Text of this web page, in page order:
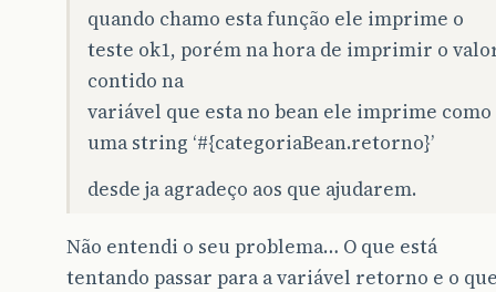
quando chamo esta função ele imprime o
teste ok1, porém na hora de imprimir o
contido na
variável que esta no bean ele imprime como
uma string ‘#{categoriaBean.retorno}’
desde ja agradeço aos que ajudarem.
Não entendi o seu problema… O que está
tentando passar para a variável retorno e o